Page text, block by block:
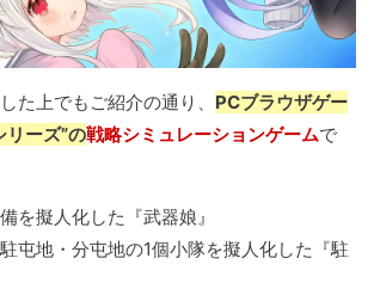
た上でもご紹介の通り、 PCブラウザゲー
リーズ”の戦略シミュレーションゲームで
を擬人化した『武器娘』
屯地・分屯地の1個小隊を擬人化した『駐